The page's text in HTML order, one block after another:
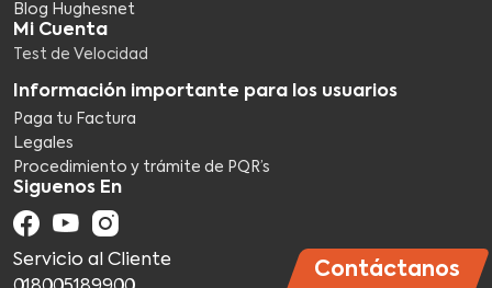
Contáctanos
Blog Hughesnet
Mi Cuenta
Test de Velocidad
Información importante para los usuarios
Paga tu Factura
Legales
Procedimiento y trámite de PQR’s
Siguenos En
Servicio al Cliente